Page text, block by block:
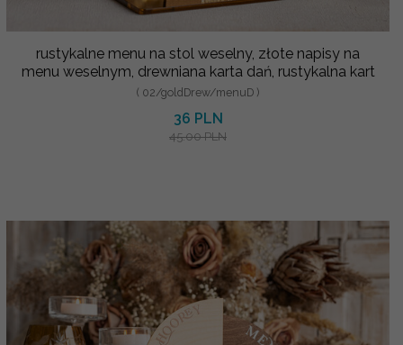
rustykalne menu na stol weselny, złote napisy na
menu weselnym, drewniana karta dań, rustykalna kart
( 02/goldDrew/menuD )
36 PLN
45.00 PLN